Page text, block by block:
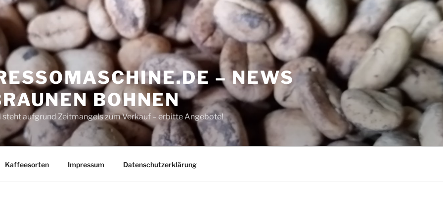
– NEWS
BOHNEN
aufgrund Zeitmangels zum Verkauf – erbitte Angebote!
Kaffeesorten Impressum Datenschutzerklärung